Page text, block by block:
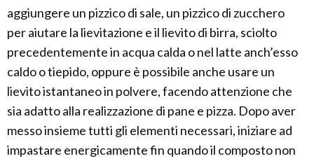
aggiungere un pizzico di sale, un pizzico di zucchero
per aiutare la lievitazione e il lievito di birra, sciolto
precedentemente in acqua calda o nel latte anch’esso
caldo o tiepido, oppure è possibile anche usare un
lievito istantaneo in polvere, facendo attenzione che
sia adatto alla realizzazione di pane e pizza. Dopo aver
messo insieme tutti gli elementi necessari, iniziare ad
impastare energicamente fin quando il composto non